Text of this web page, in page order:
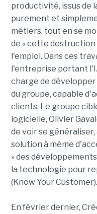
productivité, issus de
purement et
métiers, tout en se
de « cette
l'emploi. Dans ces
l'entreprise portant
charge de
du groupe, capable
clients. Le groupe
logicielle, Olivier
de voir se
solution à même
» des
la technologie pour
(Know Your Customer).
En février dernier,